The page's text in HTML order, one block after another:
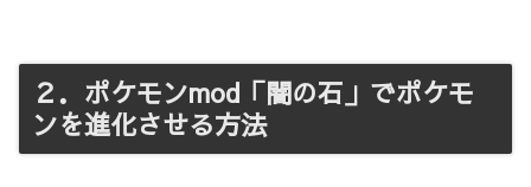
２．ポケモンmod「闇の石」でポケモ
ンを進化させる方法